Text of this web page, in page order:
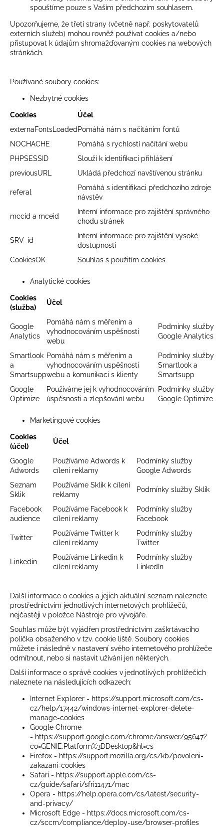
spouštíme pouze s Vaším předchozím souhlasem.
Upozorňujeme, že třetí strany (včetně např. poskytovatelů
externích služeb) mohou rovněž používat cookies a/nebo
přistupovat k údajům shromažďovaným cookies na webových
stránkách.
Používané soubory cookies:
Nezbytné cookies
Cookies
Účel
externaFontsLoadedPomáhá nám s načítáním fontů
NOCHACHE
Pomáhá s rychlostí načítání webu
PHPSESSID
Slouží k identifikaci přihlášení
previousURL
Ukládá předchozí navštívenou stránku
referal
Pomáhá s identifikaci předchozího zdroje
návstěv
mccid a mceid
Interní informace pro zajištění správného
chodu stránek
SRV_id
Interní informace pro zajištění vysoké
dostupnosti
CookiesOK
Souhlas s použitím cookies
Analytické cookies
Cookies
(služba)
Účel
Google
Analytics
Pomáhá nám s měřením a
vyhodnocováním uspěšnosti
webu
Podmínky služby
Google Analytics
Smartlook
a
Smartsupp
Pomáhá nám s měřením a
vyhodnocováním uspěšnosti
webu a komunikaci s klienty
Podmínky služby
Smartlook a
Smartsupp
Google
Optimize
Použiváme jej k vyhodnocováním
úspěsnosti a zlepšování webu
Podmínky služby
Google Optimize
Marketingové cookies
Cookies
(účel)
Účel
Google
Adwords
Používáme Adwords k
cílení reklamy
Podmínky služby
Google Adwords
Seznam
Sklik
Používáme Sklik k cílení
reklamy
Podmínky služby Sklik
Facebook
audience
Používáme Facebook k
cílení reklamy
Podmínky služby
Facebook
Twitter
Používáme Twitter k
cílení reklamy
Podmínky služby
Twitter
Linkedin
Používáme Linkedin k
cílení reklamy
Podmínky služby
LinkedIn
Další informace o cookies a jejich aktuální seznam naleznete
prostřednictvím jednotlivých internetových prohlížečů,
nejčastěji v položce Nástroje pro vývojáře.
Souhlas může být vyjádřen prostřednictvím zaškrtávacího
políčka obsaženého v tzv. cookie liště. Soubory cookies
můžete i následně v nastavení svého internetového prohlížeče
odmítnout, nebo si nastavit užívání jen některých.
Další informace o správě cookies v jednotlivých prohlížečích
naleznete na následujících odkazech:
Internet Explorer - https://support.microsoft.com/cs-
cz/help/17442/windows-internet-explorer-delete-
manage-cookies
Google Chrome
- https://support.google.com/chrome/answer/95647?
co=GENIE.Platform%3DDesktop&hl=cs
Firefox - https://support.mozilla.org/cs/kb/povoleni-
zakazani-cookies
Safari - https://support.apple.com/cs-
cz/guide/safari/sfri11471/mac
Opera - https://help.opera.com/cs/latest/security-
and-privacy/
Microsoft Edge - https://docs.microsoft.com/cs-
cz/sccm/compliance/deploy-use/browser-profiles